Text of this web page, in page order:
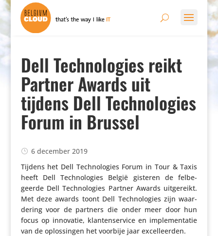
Dell Technologies reikt
Partner Awards uit
tijdens Dell Technologies
Forum in Brussel
6 december 2019
Tijdens het Dell Tech­no­lo­gies Forum in Tour & Taxis
heeft Dell Tech­no­lo­gies België gisteren de felbe­
geerde Dell Tech­no­lo­gies Partner Awards uitge­reikt.
Met deze awards toont Dell Tech­no­lo­gies zijn waar­
de­ring voor de partners die onder meer door hun
focus op innovatie, klan­ten­ser­vice en imple­men­tatie
van de oplos­singen het voorbije jaar excelleerden.